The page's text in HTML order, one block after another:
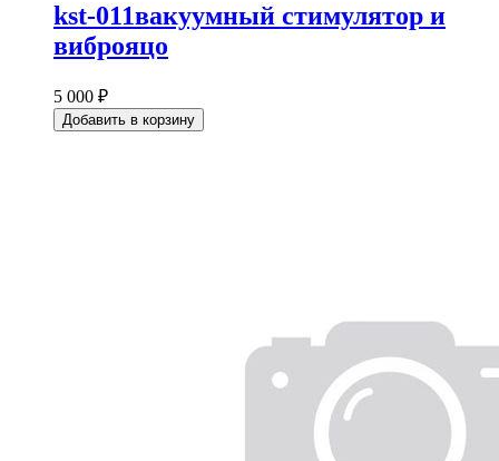
kst-011вакуумный стимулятор и
виброяцо
5 000 ₽
Добавить в корзину